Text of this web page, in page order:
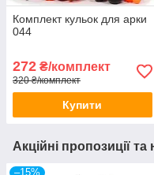
Комплект кульок для арки
044
272 ₴/комплект
320 ₴/комплект
Купити
Акційні пропозиції
–15%